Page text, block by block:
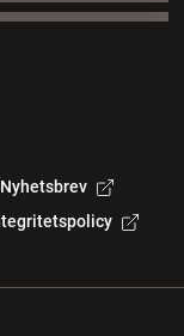
Nyhetsbrev